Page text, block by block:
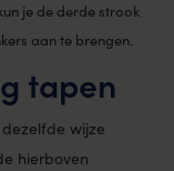
je de derde strook
aan te brengen.
tapen
wijze
hierboven